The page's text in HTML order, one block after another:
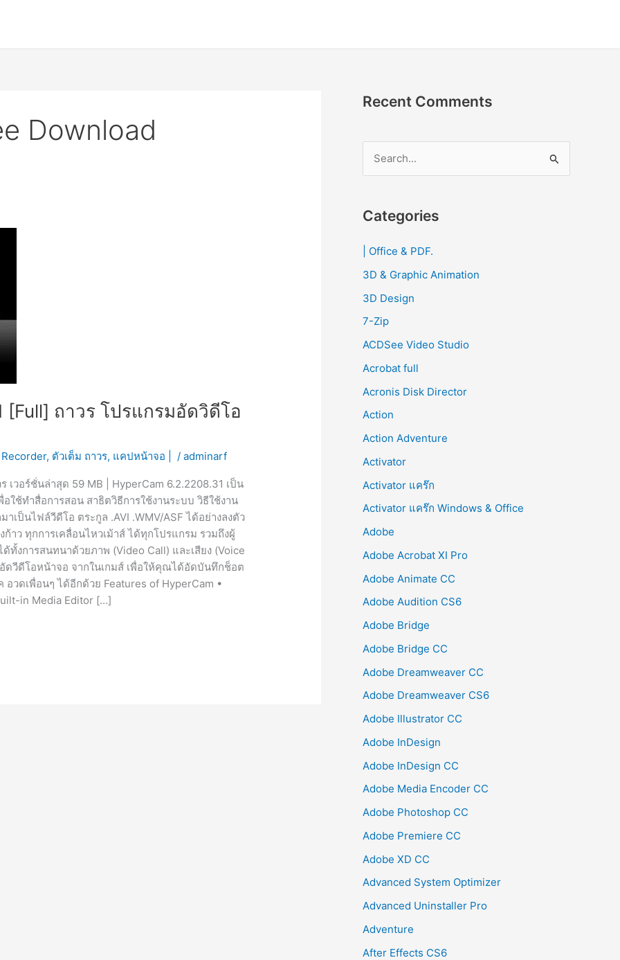
Download
[Full] ถาวร โปรแกรมอัดวิดีโอ
, ตัวเต็ม ถาวร, แคปหน้าจอ | /adminarf
เวอร์ชั่นล่าสุด 59 MB | HyperCam 6.2.2208.31 เป็น
ช้ทำสื่อการสอน สาธิตวิธีการใช้งานระบบ วิธีใช้งาน
เป็นไฟล์วีดีโอ ตระกูล .AVI .WMV/ASF ได้อย่างลงตัว
ว ทุกการเคลื่อนไหวเม้าส์ ได้ทุกโปรแกรม รวมถึงผู้
ทั้งการสนทนาด้วยภาพ (Video Call) และเสียง (Voice
ดวีดีโอหน้าจอ จากในเกมส์ เพื่อให้คุณได้อัดบันทึกช็อต
อวดเพื่อนๆ ได้อีกด้วย Features of HyperCam •
in Media Editor […]
Recent Comments
r
h
f
o
r
Categories
| Office & PDF.
3D & Graphic Animation
3D Design
7-Zip
ACDSee Video Studio
Acrobat full
Acronis Disk Director
Action
Action Adventure
Activator
Activator แคร๊ก
Activator แคร๊ก Windows & Office
Adobe
Adobe Acrobat XI Pro
Adobe Animate CC
Adobe Audition CS6
Adobe Bridge
Adobe Bridge CC
Adobe Dreamweaver CC
Adobe Dreamweaver CS6
Adobe Illustrator CC
Adobe InDesign
Adobe InDesign CC
Adobe Media Encoder CC
Adobe Photoshop CC
Adobe Premiere CC
Adobe XD CC
Advanced System Optimizer
Advanced Uninstaller Pro
Adventure
After Effects CS6